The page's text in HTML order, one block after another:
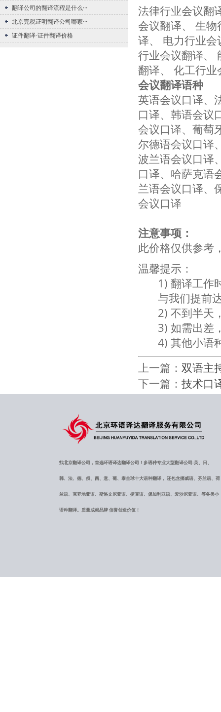
法律行业会议翻
会议翻译、 生
译、 电力行业
行业会议翻译、
翻译、 化工行业
会议翻译语种
英语会议口译、
口译、韩语会议
会议口译、葡萄
尔德语会议口译
波兰语会议口译
口译、哈萨克语
兰语会议口译、
会议口译
注意事项：
此价格仅供参考
温馨提示：
1) 翻译工作
与我们提前
2) 不到半天
3) 如需出差
4) 其他小语
上一篇： 双语主
下一篇： 技术口
翻译公司的翻译流程是什么···
北京完税证明翻译公司哪家···
证件翻译-证件翻译价格
找北京翻译公司，首选环语译达翻译公司！多语种专业大型翻译公司:英、日、
韩、法、德、俄、西、意、葡、泰全球十大语种翻译， 还包含挪威语、芬兰语、荷
兰语、克罗地亚语、斯洛文尼亚语、捷克语、保加利亚语、爱沙尼亚语、等各类小
语种翻译。质量成就品牌 信誉创造价值！